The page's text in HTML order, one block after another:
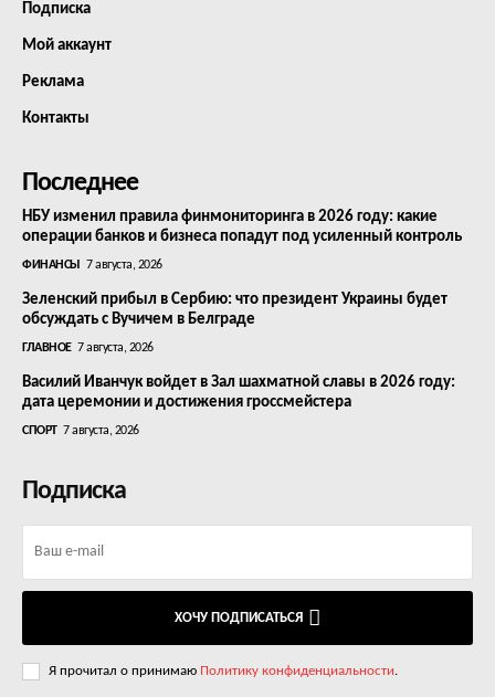
Подписка
Мой аккаунт
Реклама
Контакты
Последнее
НБУ изменил правила финмониторинга в 2026 году: какие
операции банков и бизнеса попадут под усиленный контроль
ФИНАНСЫ 7 августа, 2026
Зеленский прибыл в Сербию: что президент Украины будет
обсуждать с Вучичем в Белграде
ГЛАВНОЕ 7 августа, 2026
Василий Иванчук войдет в Зал шахматной славы в 2026 году:
дата церемонии и достижения гроссмейстера
СПОРТ 7 августа, 2026
Подписка
ХОЧУ ПОДПИСАТЬСЯ
Я прочитал о принимаю Политику конфиденциальности.